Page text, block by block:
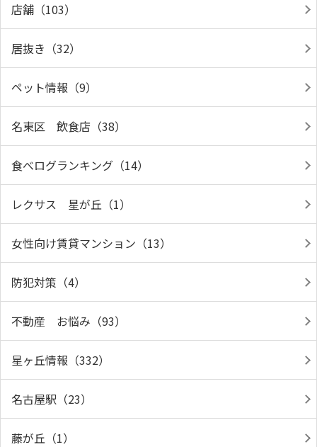
店舗（103）
居抜き（32）
ペット情報（9）
名東区 飲食店（38）
食べログランキング（14）
レクサス 星が丘（1）
女性向け賃貸マンション（13）
防犯対策（4）
不動産 お悩み（93）
星ヶ丘情報（332）
名古屋駅（23）
藤が丘（1）